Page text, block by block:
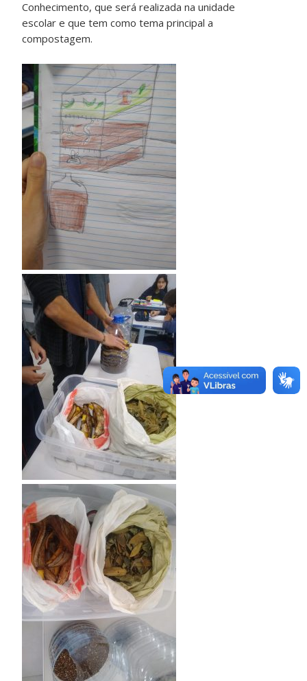
Conhecimento, que será realizada na unidade
escolar e que tem como tema principal a
compostagem.